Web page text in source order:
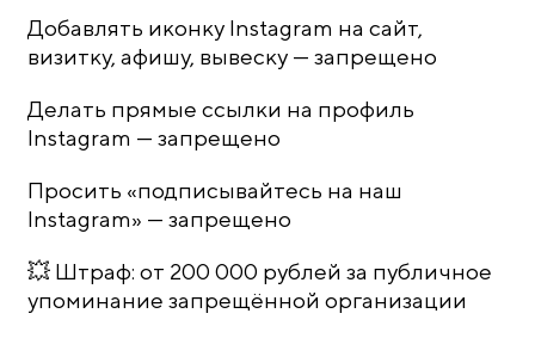
Добавлять иконку Instagram на сайт,
визитку, афишу, вывеску — запрещено
Делать прямые ссылки на профиль
Instagram — запрещено
Просить «подписывайтесь на наш
Instagram» — запрещено
💥 Штраф: от 200 000 рублей за публичное
упоминание запрещённой организации